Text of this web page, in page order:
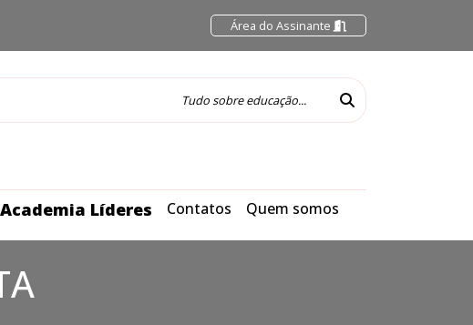
Área do Assinante
Academia Líderes Contatos Quem somos